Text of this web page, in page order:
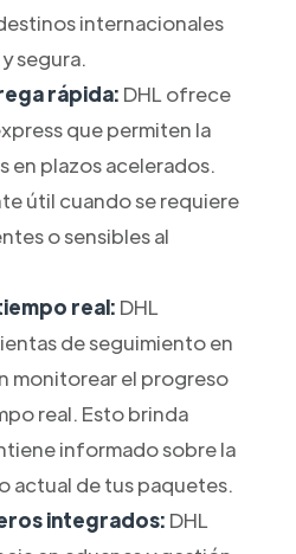
internacionales
segura.
rápida: DHL ofrece
que permiten la
en plazos acelerados.
útil cuando se requiere
o sensibles al
real: DHL
de seguimiento en
monitorear el progreso
real. Esto brinda
informado sobre la
actual de tus paquetes.
integrados: DHL